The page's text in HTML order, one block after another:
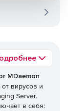
MDaemon
вирусов и
Server.
в себя: